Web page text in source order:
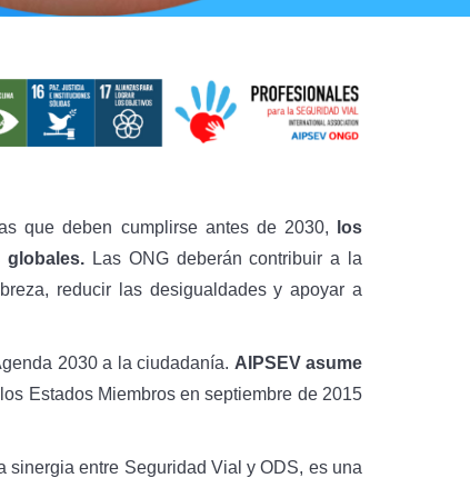
que deben cumplirse antes de 2030,
los
globales. Las ONG deberán contribuir a la
reducir las desigualdades y apoyar a
2030 a la ciudadanía. AIPSEV asume
Estados Miembros en septiembre de 2015
sinergia entre Seguridad Vial y ODS, es una